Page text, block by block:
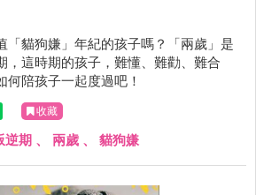
「貓狗嫌」年紀的孩子嗎？「兩歲」是
，這時期的孩子，難懂、難勸、難合
何陪孩子一起度過吧！
收藏
逆期 、 兩歲 、 貓狗嫌